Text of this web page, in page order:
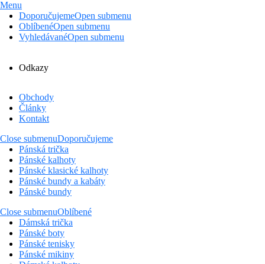
Menu
DoporučujemeOpen submenu
OblíbenéOpen submenu
VyhledávanéOpen submenu
Odkazy
Obchody
Články
Kontakt
Close submenuDoporučujeme
Pánská trička
Pánské kalhoty
Pánské klasické kalhoty
Pánské bundy a kabáty
Pánské bundy
Close submenuOblíbené
Dámská trička
Pánské boty
Pánské tenisky
Pánské mikiny